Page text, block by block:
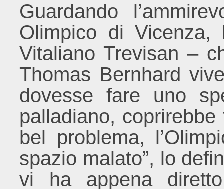
Guardando
Olimpico di Vicenza,
Vitaliano Trevisan –
Thomas Bernhard
dovesse fare uno
palladiano,
bel problema,
spazio malato”, lo
vi ha appena